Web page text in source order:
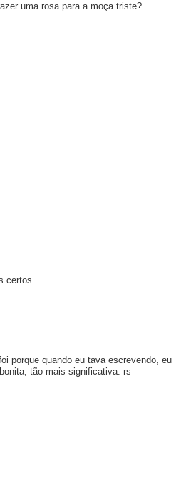
uma rosa para a moça triste?
certos.
porque quando eu tava escrevendo, eu
tão mais significativa. rs